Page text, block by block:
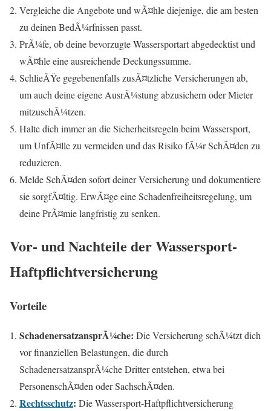
Vergleiche die Angebote und wÃ¤hle diejenige, die am besten
zu deinen BedÃ¼rfnissen passt.
PrÃ¼fe, ob deine bevorzugte Wassersportart abgedecktist und
wÃ¤hle eine ausreichende Deckungssumme.
SchlieÃŸe gegebenenfalls zusÃ¤tzliche Versicherungen ab,
um auch deine eigene AusrÃ¼stung abzusichern oder Mieter
mitzuschÃ¼tzen.
Halte dich immer an die Sicherheitsregeln beim Wassersport,
um UnfÃ¤lle zu vermeiden und das Risiko fÃ¼r SchÃ¤den zu
reduzieren.
Melde SchÃ¤den sofort deiner Versicherung und dokumentiere
sie sorgfÃ¤ltig. ErwÃ¤ge eine Schadenfreiheitsregelung, um
deine PrÃ¤mie langfristig zu senken.
Vor- und Nachteile der Wassersport-
Haftpflichtversicherung
Vorteile
SchadenersatzansprÃ¼che: Die Versicherung schÃ¼tzt dich
vor finanziellen Belastungen, die durch
SchadenersatzansprÃ¼che Dritter entstehen, etwa bei
PersonenschÃ¤den oder SachschÃ¤den.
Rechtsschutz: Die Wassersport-Haftpflichtversicherung